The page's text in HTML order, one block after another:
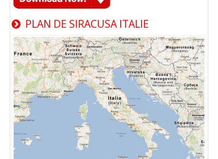
PLAN DE SIRACUSA ITALIE